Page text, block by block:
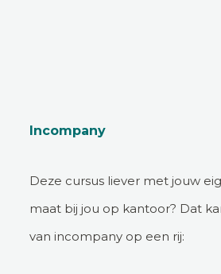
Incompany
Deze cursus liever met jouw
maat bij jou op kantoor? Dat
van incompany op een rij: